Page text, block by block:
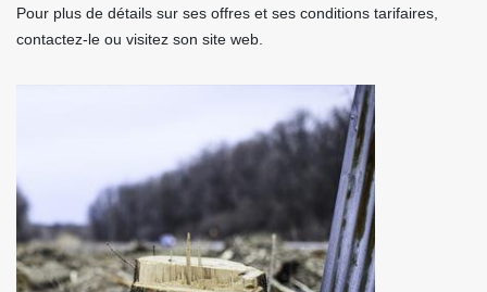
Pour plus de détails sur ses offres et ses conditions tarifaires,
contactez-le ou visitez son site web.